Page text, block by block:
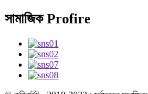
সামাজিক Profire